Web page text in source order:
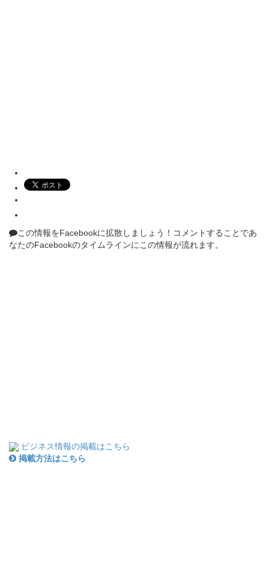
この情報をFacebookに拡散しましょう！ コメントすることであ
なたのFacebookのタイムラインにこの情報が流れます。
ビジネス情報の掲載はこちら
掲載方法はこちら